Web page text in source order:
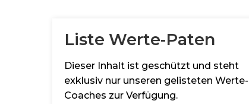
Liste Werte-Paten
Dieser Inhalt ist geschützt und steht
exklusiv nur unseren gelisteten Werte-
Coaches zur Verfügung.